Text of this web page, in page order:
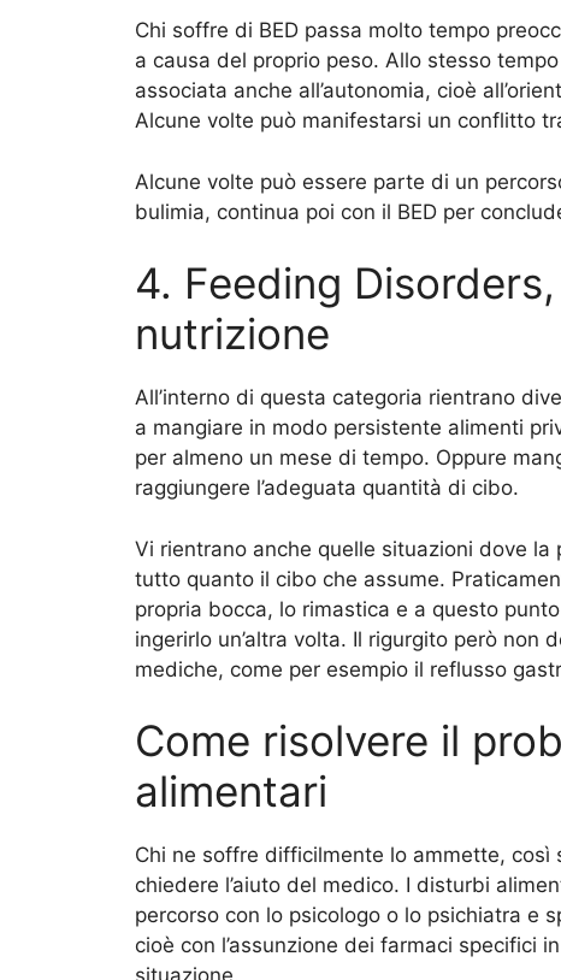
Chi soffre di BED passa molto tempo
a causa del proprio peso. Allo stesso
associata anche all’autonomia, cioè
Alcune volte può manifestarsi un conflitto
Alcune volte può essere parte di un
bulimia, continua poi con il BED per
4. Feeding
nutrizione
All’interno di questa categoria rientrano
a mangiare in modo persistente alimenti
per almeno un mese di tempo. Oppure
raggiungere l’adeguata quantità di cibo.
Vi rientrano anche quelle situazioni dove
tutto quanto il cibo che assume.
propria bocca, lo rimastica e a questo
ingerirlo un’altra volta. Il rigurgito però non
mediche, come per esempio il reflusso
Come risolvere il
alimentari
Chi ne soffre difficilmente lo ammette,
chiedere l’aiuto del medico. I disturbi
percorso con lo psicologo o lo psichiatra e
cioè con l’assunzione dei farmaci specifici